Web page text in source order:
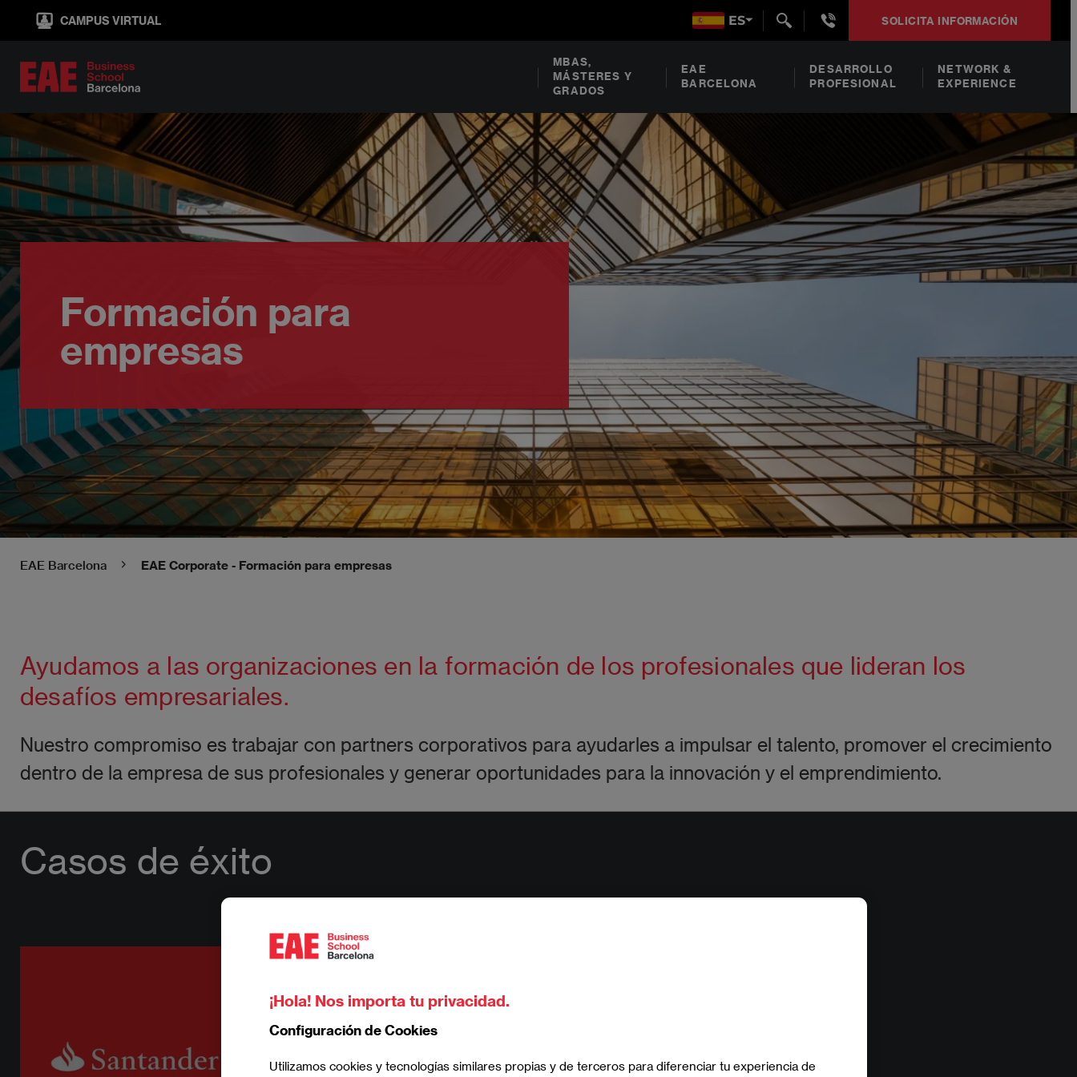
principal
CAMPUS VIRTUAL ES +34932492938SOLICITA INFORMACIÓN
MBAS,
MÁSTERES Y
GRADOS
EAE
BARCELONA
DESARROLLO
PROFESIONAL
NETWORK &
EXPERIENCE
Formación para
empresas
EAE Barcelona EAE Corporate - Formación para empresas
Ayudamos a las organizaciones en la formación de los profesionales que lideran los
desafíos empresariales.
Nuestro compromiso es trabajar con partners corporativos para ayudarles a impulsar el talento, promover el crecimiento
dentro de la empresa de sus profesionales y generar oportunidades para la innovación y el emprendimiento. ​
Casos de éxito
¡Hola! Nos importa tu privacidad.
Configuración de Cookies
Utilizamos cookies y tecnologías similares propias y de terceros para diferenciar tu experiencia de